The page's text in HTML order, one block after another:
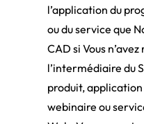
l’application du
ou du service que
CAD si Vous
l’intermédiaire du
produit,
webinaire ou